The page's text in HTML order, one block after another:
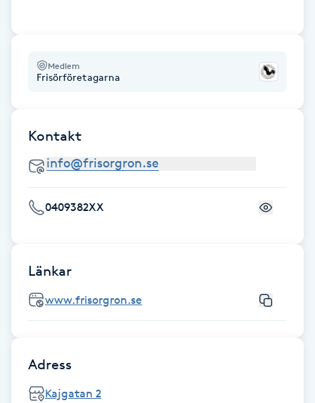
D
Damklippning
Diamantslipning
Extensions borttagning
Eyeliner-tatuering
F
Face framing
Medlem
Frisörföretagarna
Kontakt
0409382XX
Länkar
www.frisorgron.se
Adress
Kajgatan 2